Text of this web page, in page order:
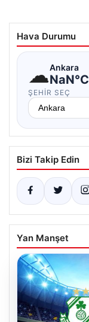
Hava Durumu
☁Ankara
NaN°C
ŞEHIR SEÇ
Bizi Takip Edin
Yan Manşet